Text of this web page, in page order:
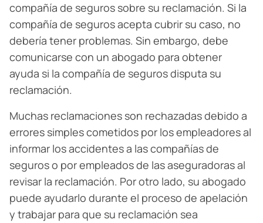
compañía de seguros sobre su reclamación. Si la
compañía de seguros acepta cubrir su caso, no
debería tener problemas. Sin embargo, debe
comunicarse con un abogado para obtener
ayuda si la compañía de seguros disputa su
reclamación.
Muchas reclamaciones son rechazadas debido a
errores simples cometidos por los empleadores al
informar los accidentes a las compañías de
seguros o por empleados de las aseguradoras al
revisar la reclamación. Por otro lado, su abogado
puede ayudarlo durante el proceso de apelación
y trabajar para que su reclamación sea